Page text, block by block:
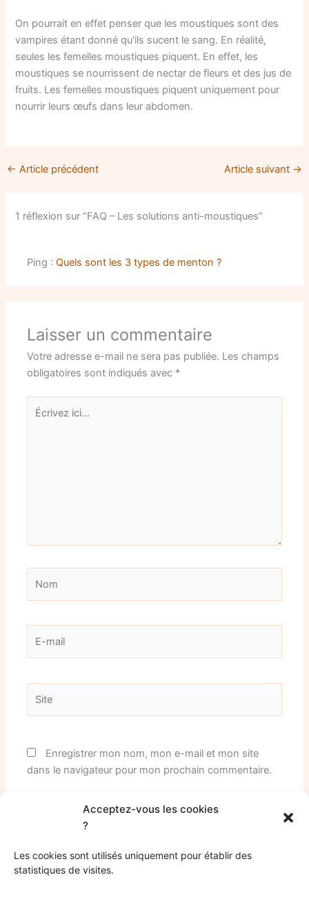
Acceptez-vous les cookies
?
Les cookies sont utilisés uniquement pour établir des
statistiques de visites.
On pourrait en effet penser que les moustiques sont des
vampires étant donné qu’ils sucent le sang. En réalité,
seules les femelles moustiques piquent. En effet, les
moustiques se nourrissent de nectar de fleurs et des jus de
fruits. Les femelles moustiques piquent uniquement pour
nourrir leurs œufs dans leur abdomen.
← Article précédent Article suivant →
1 réflexion sur “FAQ – Les solutions anti-moustiques”
Ping :Quels sont les 3 types de menton ?
Laisser un commentaire
Votre adresse e-mail ne sera pas publiée. Les champs
obligatoires sont indiqués avec *
Écrivez
ici…
mail
Enregistrer mon nom, mon e-mail et mon site
dans le navigateur pour mon prochain commentaire.